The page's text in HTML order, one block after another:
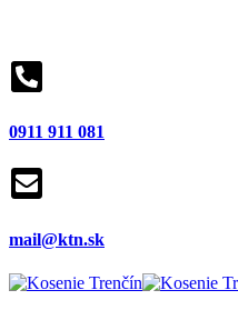
0911 911 081
mail@ktn.sk